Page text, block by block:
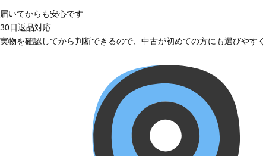
届いてからも安心です
30日返品対応
実物を確認してから判断できるので、中古が初めての方にも選びやす